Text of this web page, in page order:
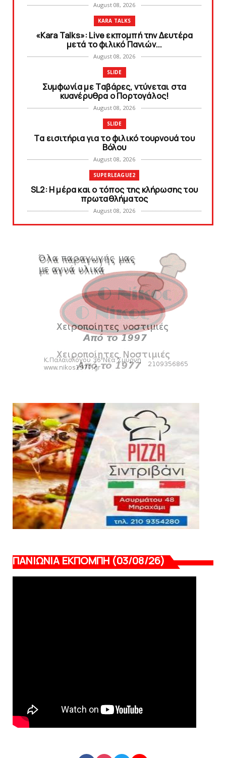
August 08, 2026
KARA TALKS
«Kara Talks»: Live εκπομπή την Δευτέρα
μετά το φιλικό Πανιών...
August 08, 2026
SLIDE
Συμφωνία με Tαβάρες, ντύνεται στα
κυανέρυθρα ο Πορτογάλος!
August 08, 2026
SLIDE
Tα εισιτήρια για το φιλικό τουρνουά του
Bόλου
August 08, 2026
SUPERLEAGUE2
SL2: Η μέρα και ο τόπος της κλήρωσης του
πρωταθλήματος
August 08, 2026
KARA TALKS
August 07, 2026
KARA TALKS
«Kara Talks»: LIVE 21:00
August 07, 2026
SLIDE
Κύπελλο: Την Τετάρτη 19 Αυγούστου το Νίκη
Βόλου - Πανιώνιος
HEADLINES
KARA TALKS
«Kara Talks» LIVE: Παρασκευή στις 21:00
August 06, 2026
ΠΑΝΙΩΝΙΑ ΕΚΠΟΜΠΗ (03/08/26)